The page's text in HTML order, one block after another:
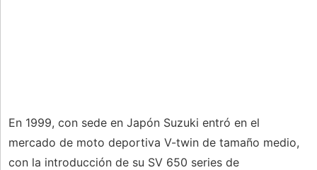
En 1999, con sede en Japón Suzuki entró en el
mercado de moto deportiva V-twin de tamaño medio,
con la introducción de su SV 650 series de